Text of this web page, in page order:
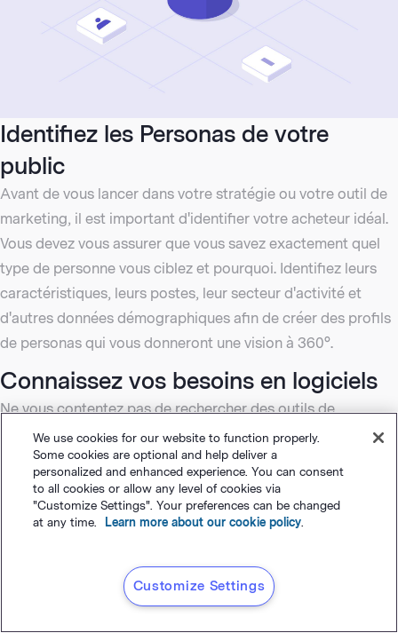
Identifiez les Personas de votre
public
Avant de vous lancer dans votre stratégie ou votre outil de
marketing, il est important d'identifier votre acheteur idéal.
Vous devez vous assurer que vous savez exactement quel
type de personne vous ciblez et pourquoi. Identifiez leurs
caractéristiques, leurs postes, leur secteur d'activité et
d'autres données démographiques afin de créer des profils
de personas qui vous donneront une vision à 360°.
Connaissez vos besoins en logiciels
Ne vous contentez pas de rechercher des outils de
marketing automation sur Google et de choisir le premier
qui s'affiche. Assurez-vous de faire correspondre vos
besoins à la bonne plateforme, afin de ne pas payer pour
une tonne d'outils et de fonctionnalités dont vous n'avez pas
besoin. Vous ne voulez pas non plus souscrire à
vous simplifier la vie.
We use cookies for our website to function properly.
Some cookies are optional and help deliver a
personalized and enhanced experience. You can consent
to all cookies or allow any level of cookies via
"Customize Settings". Your preferences can be changed
at any time.
Learn more about our cookie policy.
Customize Settings